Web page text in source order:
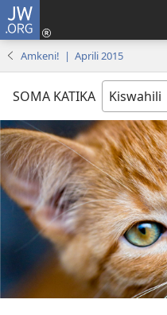
JW.ORG
Amkeni! | Aprili 2015
SOMA KATIKA